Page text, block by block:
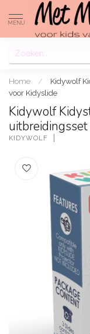
MENU
Home /
Kidywolf
voor Kidyslide
Kidywolf
KIDYWOLF